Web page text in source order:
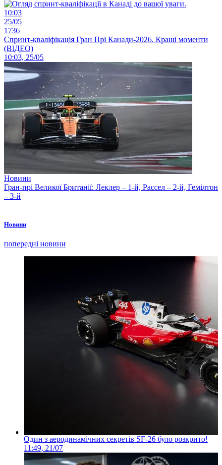
10:03
25/05
1736
Спринт-кваліфікація Гран Прі Канади-2026. Кращі моменти
(ВІДЕО)
10:03, 25/05
Новини
Гран-прі Великої Британії: Леклер – 1-й, Рассел – 2-й, Гемілтон
– 3-й
Новини
попередні новини
Один з аеродинамічних секретів SF-26 було розкрито!
11:49, 21/07